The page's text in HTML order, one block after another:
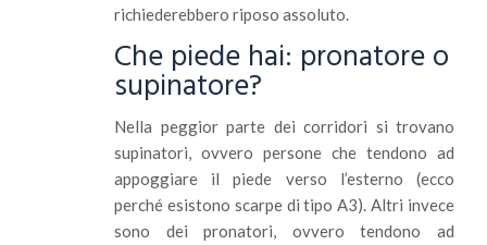
richiederebbero riposo assoluto.
Che piede hai: pronatore o
supinatore?
Nella peggior parte dei corridori si trovano
supinatori, ovvero persone che tendono ad
appoggiare il piede verso l’esterno (ecco
perché esistono scarpe di tipo A3). Altri invece
sono dei pronatori, ovvero tendono ad